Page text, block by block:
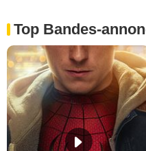
Top Bandes-